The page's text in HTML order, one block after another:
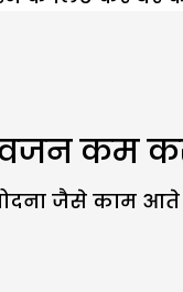
कम
खोदना जैसे काम